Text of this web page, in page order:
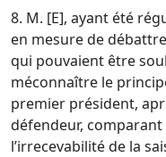
8. M. [E], ayant été
en mesure de
qui pouvaient être
méconnaître le
premier président,
défendeur, comparant
l’irrecevabilité de la